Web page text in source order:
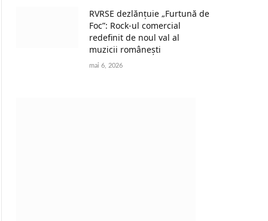
RVRSE dezlănțuie „Furtună de
Foc”: Rock-ul comercial
redefinit de noul val al
muzicii românești
mai 6, 2026